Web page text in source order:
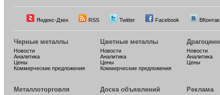
Яндекс-Дзен RSS Twitter Facebook
Черные металлы
Новости
Аналитика
Цены
Коммерческие предложения
Цветные металлы
Новости
Аналитика
Цены
Коммерческие предложения
Новости
Аналитика
Цены
Металлоторговля Доска объявлений Реклама